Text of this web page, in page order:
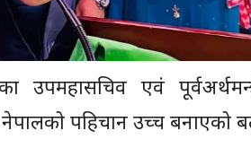
उपमहासचिव एवं
पहिचान उच्च बनाएको